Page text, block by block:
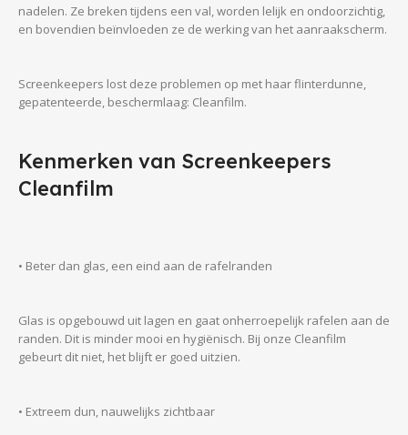
nadelen. Ze breken tijdens een val, worden lelijk en ondoorzichtig,
en bovendien beïnvloeden ze de werking van het aanraakscherm.
Screenkeepers lost deze problemen op met haar flinterdunne,
gepatenteerde, beschermlaag: Cleanfilm.
Kenmerken van Screenkeepers
Cleanfilm
• Beter dan glas, een eind aan de rafelranden
Glas is opgebouwd uit lagen en gaat onherroepelijk rafelen aan de
randen. Dit is minder mooi en hygiënisch. Bij onze Cleanfilm
gebeurt dit niet, het blijft er goed uitzien.
• Extreem dun, nauwelijks zichtbaar